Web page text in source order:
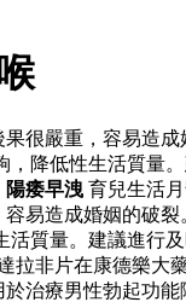
很嚴重，容易造
降低性生活質量
陽痿早洩 育兒生活
易造成婚姻的破
質量。建議進行
拉非片在康德樂大
治療男性勃起功能